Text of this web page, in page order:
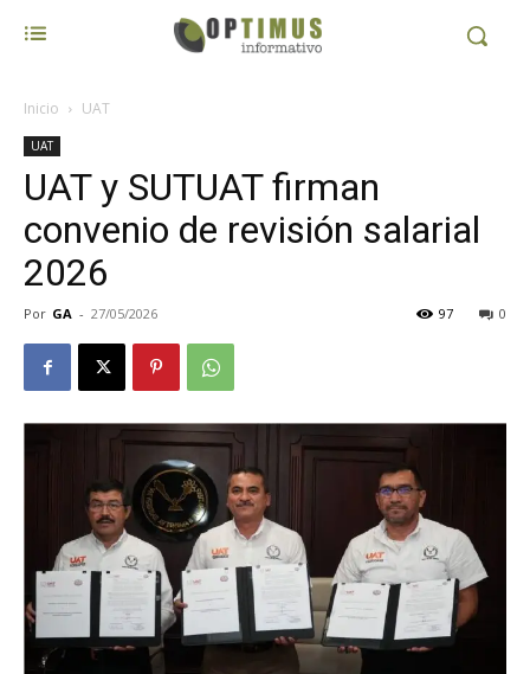
Inicio UAT
UAT
UAT y SUTUAT firman
convenio de revisión salarial
2026
Por GA - 27/05/2026 0
97